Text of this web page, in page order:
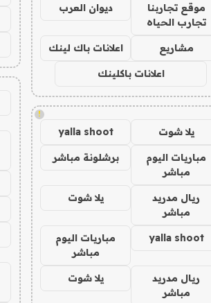
موقع تجاربنا
تجارب الحياه
ديوان العرب
مشاريع اعلانات باك لينك
اعلانات باكلينك
!
يلا شوت yalla shoot
مباريات اليوم
مباشر
برشلونة مباشر
ريال مدريد
مباشر
يلا شوت
yalla shoot
مباريات اليوم
مباشر
ريال مدريد
مباشر
يلا شوت